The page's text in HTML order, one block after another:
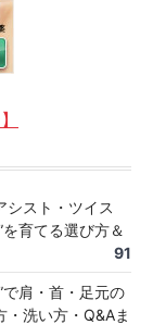
シスト・ツイス
育てる選び方＆
91
肩・首・足元の
洗い方・Q&Aま